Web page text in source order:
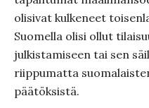
olisivat kulkeneet
Suomella olisi ollut
julkistamiseen tai sen
riippumatta
päätöksistä.